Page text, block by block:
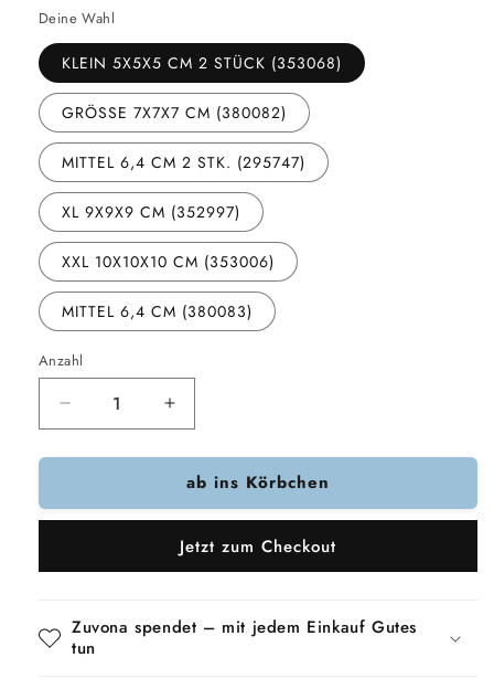
Deine Wahl
KLEIN 5X5X5 CM 2 STÜCK (353068)
GRÖSSE 7X7X7 CM (380082)
MITTEL 6,4 CM 2 STK. (295747)
XL 9X9X9 CM (352997)
XXL 10X10X10 CM (353006)
MITTEL 6,4 CM (380083)
Anzahl
Verringere
die
Menge
Chuckit-
Erhöhe
die
Menge
für
Chuckit-
ab ins Körbchen
Jetzt zum Checkout
Zuvona spendet – mit jedem Einkauf Gutes
tun